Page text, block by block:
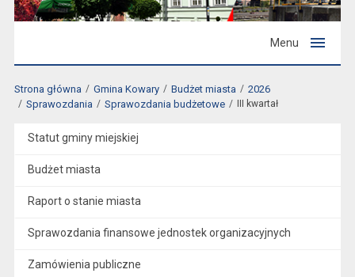
Menu
Strona główna Gmina Kowary Budżet miasta
2026
Sprawozdania
Sprawozdania budżetowe III kwartał
Statut gminy miejskiej
Budżet miasta
Raport o stanie miasta
Sprawozdania finansowe jednostek organizacyjnych
Zamówienia publiczne